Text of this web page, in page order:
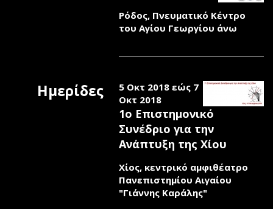
Ρόδος, Πνευματικό Κέντρο
του Αγίου Γεωργίου άνω
Ημερίδες 5 Οκτ 2018 εώς 7
Οκτ 2018
1ο Επιστημονικό
Συνέδριο για την
Ανάπτυξη της Χίου
Χίος, κεντρικό αμφιθέατρο
Πανεπιστημίου Αιγαίου
"Γιάννης Καράλης"